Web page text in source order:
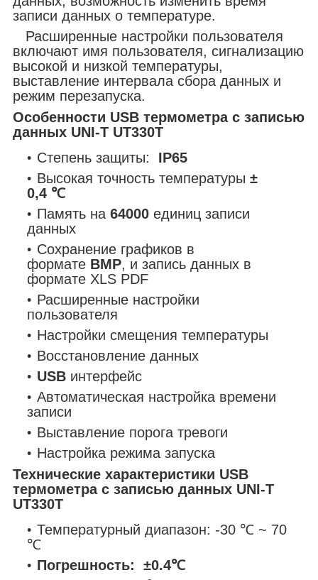
записи данных о температуре.
Расширенные настройки пользователя
включают имя пользователя, сигнализацию
высокой и низкой температуры,
выставление интервала сбора данных и
режим перезапуска.
Особенности USB термометра с записью
данных UNI-T UT330Т
Степень защиты:
IP65
Высокая точность температуры ±
0,4 ℃
Память на 64000 единиц записи
данных
Сохранение графиков в
формате BMP, и запись данных в
формате XLS PDF
Расширенные настройки
пользователя
Настройки смещения температуры
Восстановление данных
USB интерфейс
Автоматическая настройка времени
записи
Выставление порога тревоги
Настройка режима запуска
Технические характеристики USB
термометра с записью данных UNI-T
UT330Т
Температурный диапазон: -30 ℃ ~ 70
℃
Погрешность: ±0.4℃